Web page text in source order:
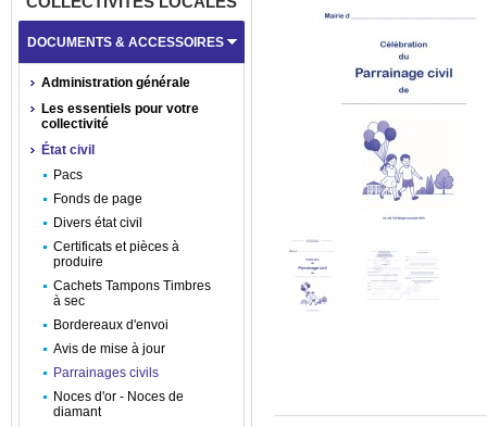
DOCUMENTS & ACCESSOIRES
Administration générale
Les essentiels pour votre
collectivité
État civil
Pacs
Fonds de page
Divers état civil
Certificats et pièces à
produire
Cachets Tampons Timbres
à sec
Bordereaux d'envoi
Avis de mise à jour
Parrainages civils
Noces d'or - Noces de
diamant